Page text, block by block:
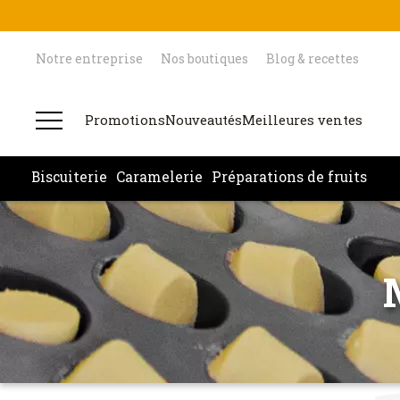
PromotionsNouveautésMeilleures ventes
Notre entreprise Nos boutiques Blog & recettes
Biscuiterie Caramelerie Préparations de fruits